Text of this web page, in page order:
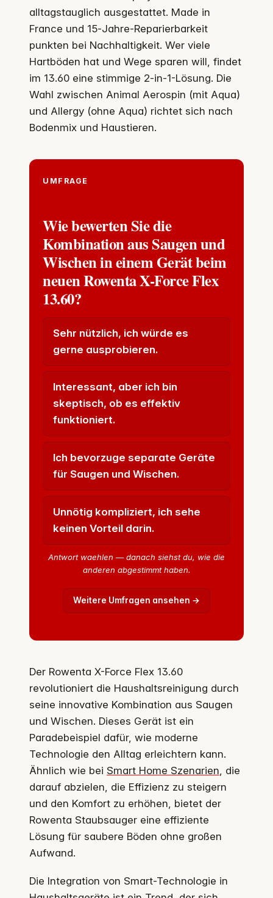
alltagstauglich ausgestattet. Made in
France und 15‑Jahre‑Reparierbarkeit
punkten bei Nachhaltigkeit. Wer viele
Hartböden hat und Wege sparen will, findet
im 13.60 eine stimmige 2‑in‑1-Lösung. Die
Wahl zwischen Animal Aerospin (mit Aqua)
und Allergy (ohne Aqua) richtet sich nach
Bodenmix und Haustieren.
UMFRAGE
Wie bewerten Sie die
Kombination aus Saugen und
Wischen in einem Gerät beim
neuen Rowenta X-Force Flex
13.60?
Sehr nützlich, ich würde es
gerne ausprobieren.
Interessant, aber ich bin
skeptisch, ob es effektiv
funktioniert.
Ich bevorzuge separate Geräte
für Saugen und Wischen.
Unnötig kompliziert, ich sehe
keinen Vorteil darin.
Antwort waehlen — danach siehst du, wie die
anderen abgestimmt haben.
Weitere Umfragen ansehen →
Der Rowenta X-Force Flex 13.60
revolutioniert die Haushaltsreinigung durch
seine innovative Kombination aus Saugen
und Wischen. Dieses Gerät ist ein
Paradebeispiel dafür, wie moderne
Technologie den Alltag erleichtern kann.
Ähnlich wie bei Smart Home Szenarien , die
darauf abzielen, die Effizienz zu steigern
und den Komfort zu erhöhen, bietet der
Rowenta Staubsauger eine effiziente
Lösung für saubere Böden ohne großen
Aufwand.
Die Integration von Smart-Technologie in